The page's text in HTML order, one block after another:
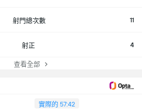
射門總次數 11
射正 4
查看全部
實際的 57:42